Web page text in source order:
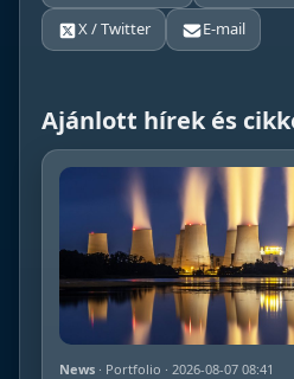
X / Twitter
E-mail
Ajánlott hírek és
News · Portfolio · 2026-08-07 08:41